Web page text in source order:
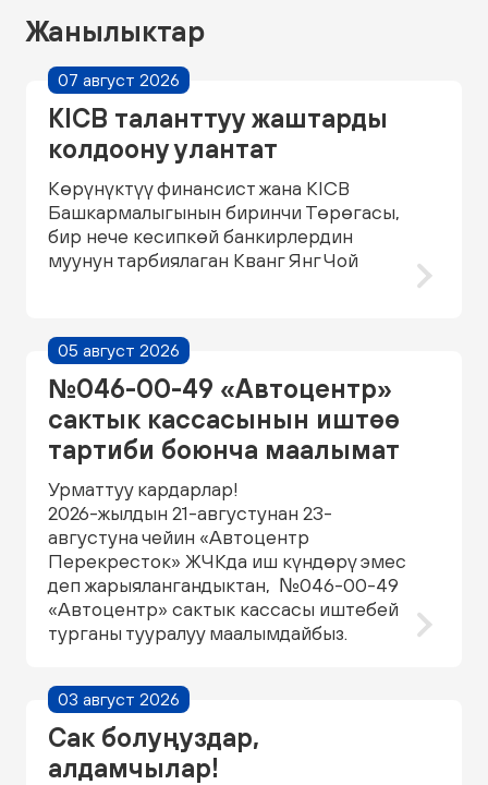
Жанылыктар
07 август 2026
KICB таланттуу жаштарды
колдоону улантат
Көрүнүктүү финансист жана KICB
Башкармалыгынын биринчи Төрөгасы,
бир нече кесипкөй банкирлердин
муунун тарбиялаган Кванг Янг Чой
05 август 2026
№046-00-49 «Автоцентр»
сактык кассасынын иштөө
тартиби боюнча маалымат
Урматтуу кардарлар!
2026-жылдын 21-августунан 23-
августуна чейин «Автоцентр
Перекресток» ЖЧКда иш күндөрү эмес
деп жарыялангандыктан, №046-00-49
«Автоцентр» сактык кассасы иштебей
турганы тууралуу маалымдайбыз.
03 август 2026
Сак болуңуздар,
алдамчылар!